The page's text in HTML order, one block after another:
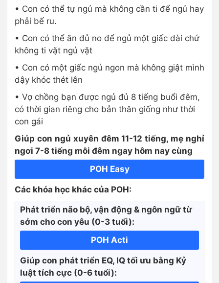
• Con có thể tự ngủ mà không cần ti để ngủ hay
phải bế ru.
• Con có thể ăn đủ no để ngủ một giấc dài chứ
không ti vặt ngủ vặt
• Con có một giấc ngủ ngon mà không giật mình
dậy khóc thét lên
• Vợ chồng bạn được ngủ đủ 8 tiếng buổi đêm,
có thời gian riêng cho bản thân giống như thời
con gái
Giúp con ngủ xuyên đêm 11-12 tiếng, mẹ nghỉ
ngơi 7-8 tiếng mỗi đêm ngay hôm nay cùng
POH Easy
Các khóa học khác của POH:
Phát triển não bộ, vận động & ngôn ngữ từ
sớm cho con yêu (0-3 tuổi):
POH Acti
Giúp con phát triển EQ, IQ tối ưu bằng Kỷ
luật tích cực (0-6 tuổi):